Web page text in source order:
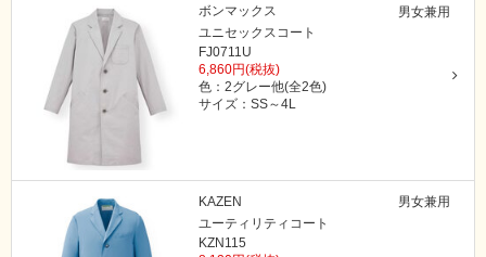
男女兼用
ボンマックス
ユニセックスコート
FJ0711U
6,860円(税抜)
色：2グレー他(全2色)
サイズ：SS～4L
男女兼用
KAZEN
ユーティリティコート
KZN115